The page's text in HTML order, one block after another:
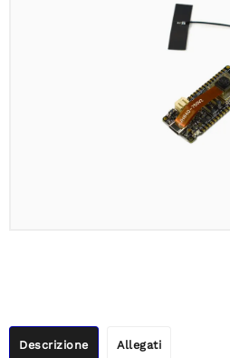
Descrizione Allegati